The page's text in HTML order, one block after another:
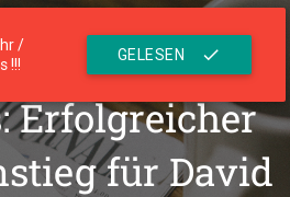
/
!!!
GELESEN check
Residenz
Erfolgreicher
für David